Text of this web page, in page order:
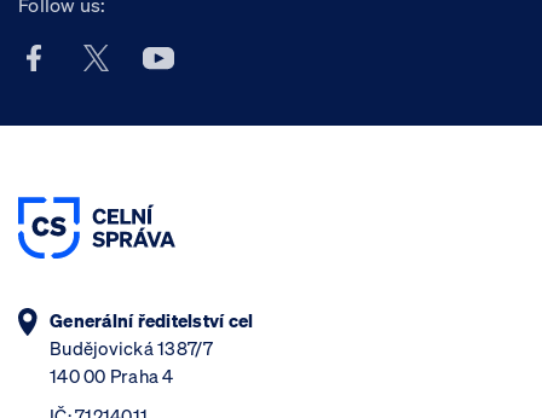
Follow us:
Facebook účet Celní správy ČR
X účet Celní správy ČR
Youtube účet Celní správy ČR
Generální ředitelství cel
Budějovická 1387/7
140 00 Praha 4